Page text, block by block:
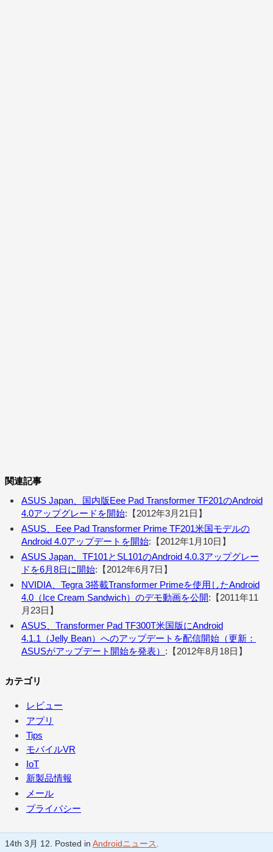
関連記事
ASUS Japan、国内版Eee Pad Transformer TF201のAndroid
4.0アップグレードを開始:【2012年3月21日】
ASUS、Eee Pad Transformer Prime TF201米国モデルの
Android 4.0アップデートを開始:【2012年1月10日】
ASUS Japan、TF101とSL101のAndroid 4.0.3アップグレー
ドを6月8日に開始:【2012年6月7日】
NVIDIA、Tegra 3搭載Transformer Primeを使用したAndroid
4.0（Ice Cream Sandwich）のデモ動画を公開:【2011年11
月23日】
ASUS、Transformer Pad TF300T米国版にAndroid
4.1.1（Jelly Bean）へのアップデートを配信開始（更新：
ASUSがアップデート開始を発表） :【2012年8月18日】
カテゴリ
レビュー
アプリ
Tips
モバイルVR
IoT
新製品情報
メール
プライバシー
14th 3月 12. Posted in Androidニュース